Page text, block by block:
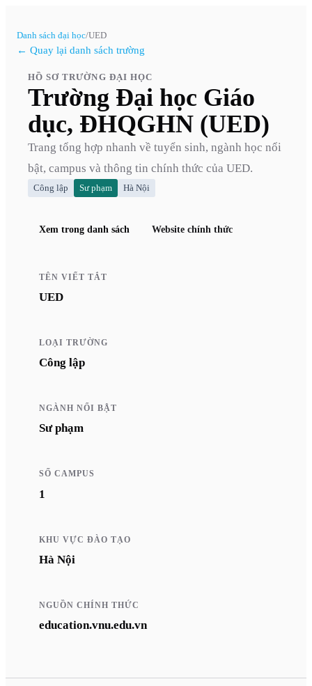
Danh sách đại học/UED
← Quay lại danh sách trường
HỒ SƠ TRƯỜNG ĐẠI HỌC
Trường Đại học Giáo
dục, ĐHQGHN (UED)
Trang tổng hợp nhanh về tuyển sinh, ngành học nổi
bật, campus và thông tin chính thức của UED.
Công lập Sư phạm Hà Nội
Xem trong danh sách Website chính thức
TÊN VIẾT TẮT
UED
LOẠI TRƯỜNG
Công lập
NGÀNH NỔI BẬT
Sư phạm
SỐ CAMPUS
1
KHU VỰC ĐÀO TẠO
Hà Nội
NGUỒN CHÍNH THỨC
education.vnu.edu.vn